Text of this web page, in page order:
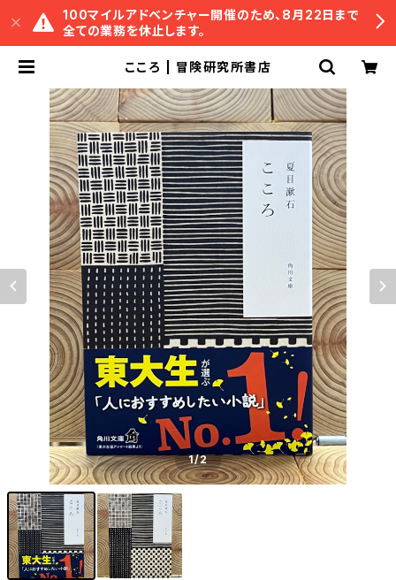
100マイルアドベンチャー開催のため、8月22日まで
全ての業務を休止します。
こころ | 冒険研究所書店
1/2